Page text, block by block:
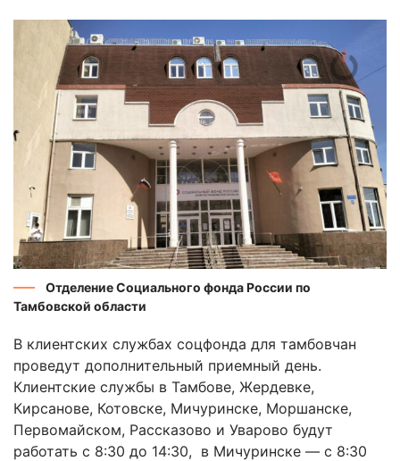
Отделение Социального фонда России по
Тамбовской области
В клиентских службах соцфонда для тамбовчан
проведут дополнительный приемный день.
Клиентские службы в Тамбове, Жердевке,
Кирсанове, Котовске, Мичуринске, Моршанске,
Первомайском, Рассказово и Уварово будут
работать с 8:30 до 14:30, в Мичуринске — с 8:30